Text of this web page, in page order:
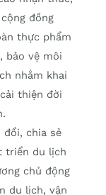
đồng
thực phẩm
bảo vệ môi
nhằm khai
thiện đời
đổi, chia sẻ
triển du lịch
chủ động
du lịch, vận